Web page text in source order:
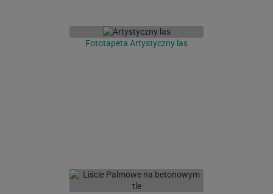
Fototapeta Artystyczny las